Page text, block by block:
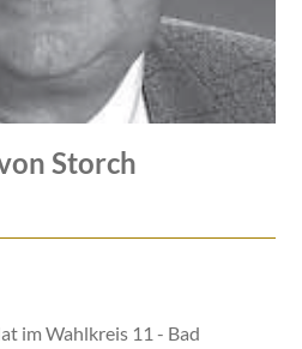
Storch
im Wahlkreis 11 - Bad